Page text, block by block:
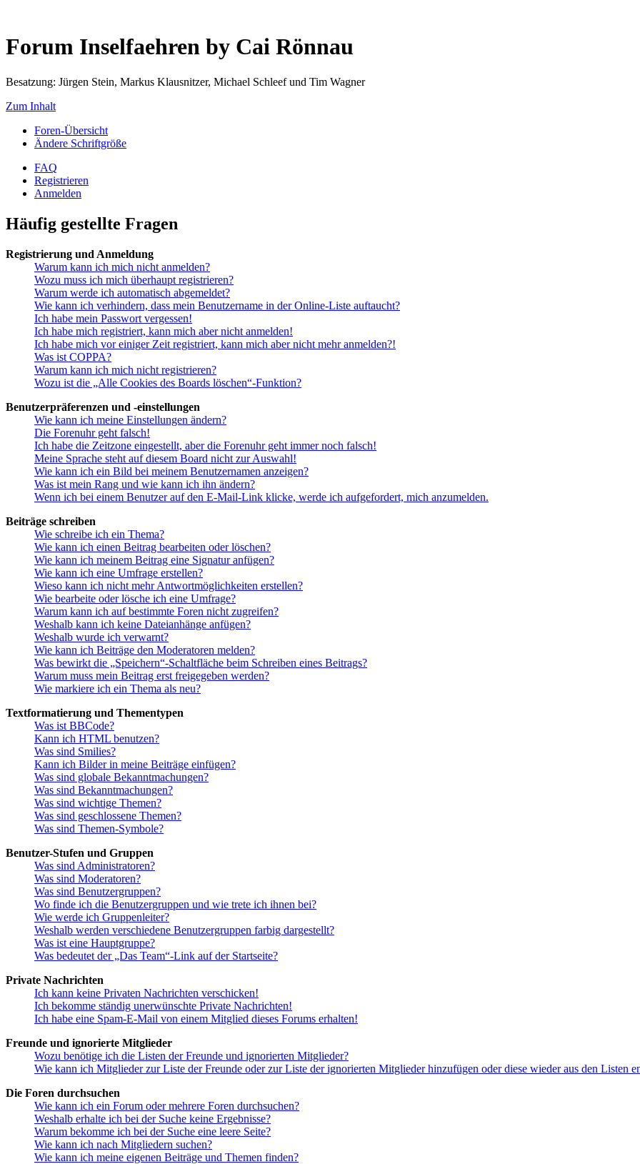
Forum Inselfaehren by Cai Rönnau
Besatzung: Jürgen Stein, Markus Klausnitzer, Michael Schleef und Tim Wagner
Zum Inhalt
Foren-Übersicht
Ändere Schriftgröße
FAQ
Registrieren
Anmelden
Häufig gestellte Fragen
Registrierung und Anmeldung
Warum kann ich mich nicht anmelden?
Wozu muss ich mich überhaupt registrieren?
Warum werde ich automatisch abgemeldet?
Wie kann ich verhindern, dass mein Benutzername in der Online-Liste auftaucht?
Ich habe mein Passwort vergessen!
Ich habe mich registriert, kann mich aber nicht anmelden!
Ich habe mich vor einiger Zeit registriert, kann mich aber nicht mehr anmelden?!
Was ist COPPA?
Warum kann ich mich nicht registrieren?
Wozu ist die „Alle Cookies des Boards löschen“-Funktion?
Benutzerpräferenzen und -einstellungen
Wie kann ich meine Einstellungen ändern?
Die Forenuhr geht falsch!
Ich habe die Zeitzone eingestellt, aber die Forenuhr geht immer noch falsch!
Meine Sprache steht auf diesem Board nicht zur Auswahl!
Wie kann ich ein Bild bei meinem Benutzernamen anzeigen?
Was ist mein Rang und wie kann ich ihn ändern?
Wenn ich bei einem Benutzer auf den E-Mail-Link klicke, werde ich aufgefordert, mich anzumelden.
Beiträge schreiben
Wie schreibe ich ein Thema?
Wie kann ich einen Beitrag bearbeiten oder löschen?
Wie kann ich meinem Beitrag eine Signatur anfügen?
Wie kann ich eine Umfrage erstellen?
Wieso kann ich nicht mehr Antwortmöglichkeiten erstellen?
Wie bearbeite oder lösche ich eine Umfrage?
Warum kann ich auf bestimmte Foren nicht zugreifen?
Weshalb kann ich keine Dateianhänge anfügen?
Weshalb wurde ich verwarnt?
Wie kann ich Beiträge den Moderatoren melden?
Was bewirkt die „Speichern“-Schaltfläche beim Schreiben eines Beitrags?
Warum muss mein Beitrag erst freigegeben werden?
Wie markiere ich ein Thema als neu?
Textformatierung und Thementypen
Was ist BBCode?
Kann ich HTML benutzen?
Was sind Smilies?
Kann ich Bilder in meine Beiträge einfügen?
Was sind globale Bekanntmachungen?
Was sind Bekanntmachungen?
Was sind wichtige Themen?
Was sind geschlossene Themen?
Was sind Themen-Symbole?
Benutzer-Stufen und Gruppen
Was sind Administratoren?
Was sind Moderatoren?
Was sind Benutzergruppen?
Wo finde ich die Benutzergruppen und wie trete ich ihnen bei?
Wie werde ich Gruppenleiter?
Weshalb werden verschiedene Benutzergruppen farbig dargestellt?
Was ist eine Hauptgruppe?
Was bedeutet der „Das Team“-Link auf der Startseite?
Private Nachrichten
Ich kann keine Privaten Nachrichten verschicken!
Ich bekomme ständig unerwünschte Private Nachrichten!
Ich habe eine Spam-E-Mail von einem Mitglied dieses Forums erhalten!
Freunde und ignorierte Mitglieder
Wozu benötige ich die Listen der Freunde und ignorierten Mitglieder?
Wie kann ich Mitglieder zur Liste der Freunde oder zur Liste der ignorierten Mitglieder hinzufügen oder diese wieder aus den Listen
Die Foren durchsuchen
Wie kann ich ein Forum oder mehrere Foren durchsuchen?
Weshalb erhalte ich bei der Suche keine Ergebnisse?
Warum bekomme ich bei der Suche eine leere Seite?
Wie kann ich nach Mitgliedern suchen?
Wie kann ich meine eigenen Beiträge und Themen finden?